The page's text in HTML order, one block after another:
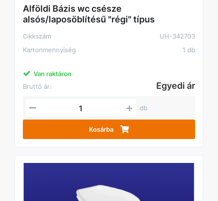
Alföldi Bázis wc csésze
alsós/laposöblítésű "régi" típus
Cikkszám
UH-342703
Kartonmennyiség
1 db
Van raktáron
Bruttó ár:
Egyedi ár
db
Kosárba